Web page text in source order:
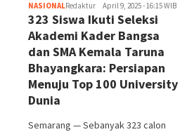
NASIONALRedaktur April 9, 2025 - 16:15 WIB
323 Siswa Ikuti Seleksi
Akademi Kader Bangsa
dan SMA Kemala Taruna
Bhayangkara: Persiapan
Menuju Top 100 University
Dunia
Semarang — Sebanyak 323 calon